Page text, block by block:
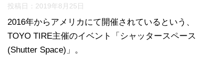
投稿日： 2019年8月25日
2016年からアメリカにて開催されているという、
TOYO TIRE主催のイベント「シャッタースペース
(Shutter Space)」。